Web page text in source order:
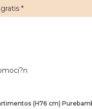
*
(H76 cm)